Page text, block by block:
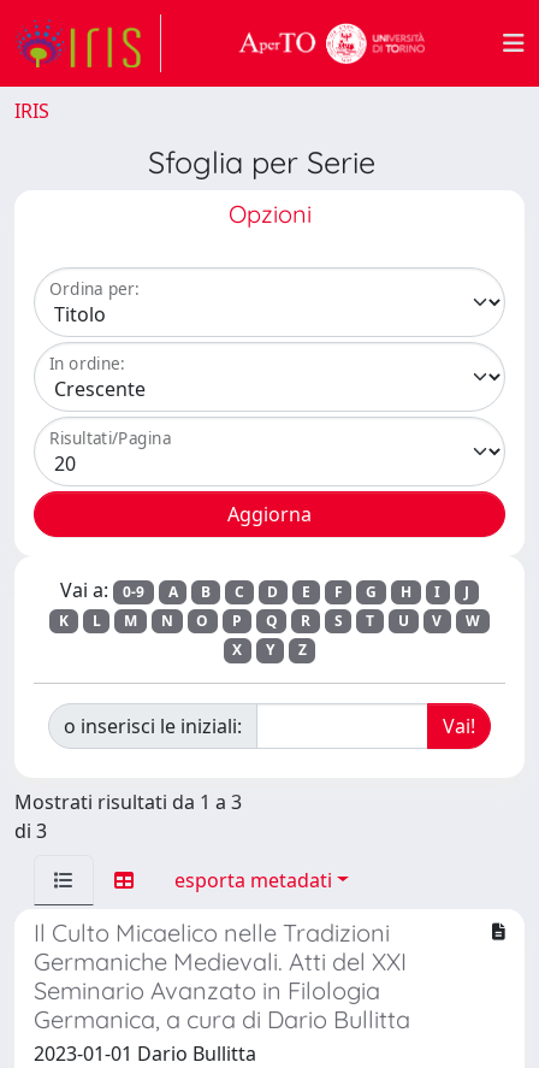
IRIS
Sfoglia per Serie
Opzioni
Ordina per:
In ordine:
Risultati/Pagina
Vai a: 0-9 A B C D E F G H I
J
K
L M N O P Q R S T U V
W
X
Y Z
o inserisci le iniziali:
Mostrati risultati da 1 a 3
di 3
esporta metadati
Il Culto Micaelico nelle Tradizioni
Germaniche Medievali. Atti del XXI
Seminario Avanzato in Filologia
Germanica, a cura di Dario Bullitta
2023-01-01 Dario Bullitta